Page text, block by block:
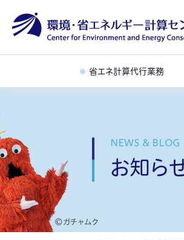
省エネ計算代行業務
NEWS & BLOG
お知ら